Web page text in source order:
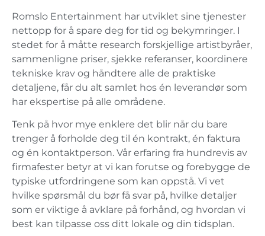
Romslo Entertainment har utviklet sine tjenester
nettopp for å spare deg for tid og bekymringer. I
stedet for å måtte research forskjellige artistbyråer,
sammenligne priser, sjekke referanser, koordinere
tekniske krav og håndtere alle de praktiske
detaljene, får du alt samlet hos én leverandør som
har ekspertise på alle områdene.
Tenk på hvor mye enklere det blir når du bare
trenger å forholde deg til én kontrakt, én faktura
og én kontaktperson. Vår erfaring fra hundrevis av
firmafester betyr at vi kan forutse og forebygge de
typiske utfordringene som kan oppstå. Vi vet
hvilke spørsmål du bør få svar på, hvilke detaljer
som er viktige å avklare på forhånd, og hvordan vi
best kan tilpasse oss ditt lokale og din tidsplan.